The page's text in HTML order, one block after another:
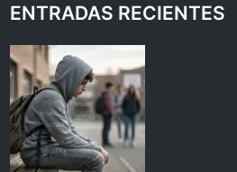
ENTRADAS RECIENTES